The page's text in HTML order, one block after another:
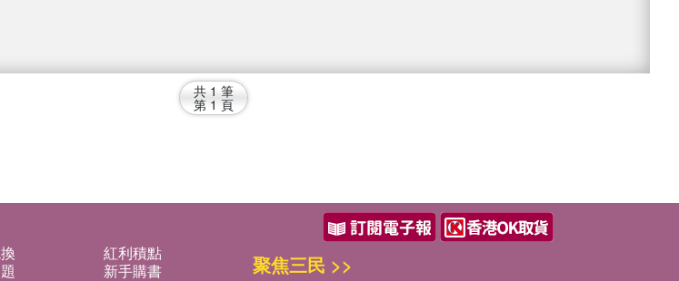
共 1 筆
第 1 頁
紅利積點
新手購書
聚焦三民 >>